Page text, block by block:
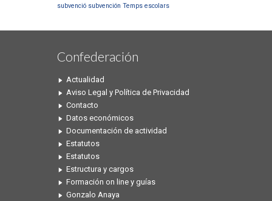
subvenció subvención Temps escolars
Confederación
Actualidad
Aviso Legal y Política de Privacidad
Contacto
Datos económicos
Documentación de actividad
Estatutos
Estatutos
Estructura y cargos
Formación on line y guías
Gonzalo Anaya